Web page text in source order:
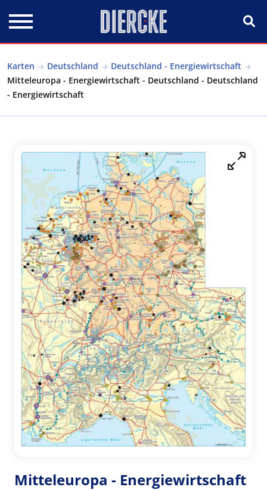
Karten Deutschland
Deutschland - Energiewirtschaft
Mitteleuropa - Energiewirtschaft - Deutschland - Deutschland
- Energiewirtschaft
Mitteleuropa - Energiewirtschaft